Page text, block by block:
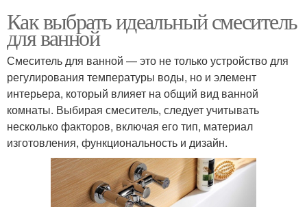
Как выбрать идеальный смеситель
для ванной
Смеситель для ванной — это не только устройство для
регулирования температуры воды, но и элемент
интерьера, который влияет на общий вид ванной
комнаты. Выбирая смеситель, следует учитывать
несколько факторов, включая его тип, материал
изготовления, функциональность и дизайн.